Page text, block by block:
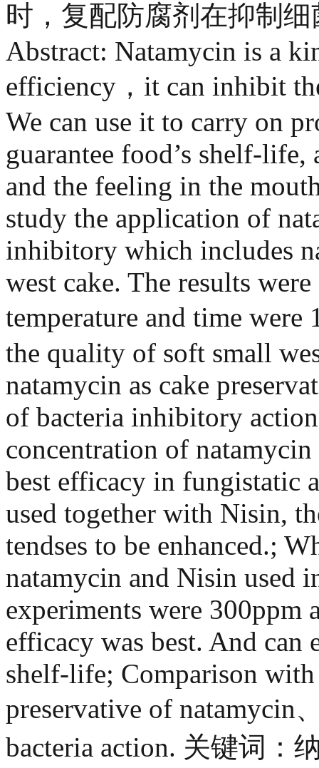
时，复配防腐剂在抑制
Abstract: Natamycin is a
efficiency，it can inhibit
We can use it to carry on
guarantee food’s shelf-
and the feeling in the
study the application of
inhibitory which includes
west cake. The results
temperature and time
the quality of soft small
natamycin as cake
of bacteria inhibitory
concentration of
best efficacy in fungistatic
used together with Nisin,
tendses to be enhanced.;
natamycin and Nisin used
experiments were 300ppm
efficacy was best. And can
shelf-life; Comparison
preservative of natamycin
bacteria action. 关键词：